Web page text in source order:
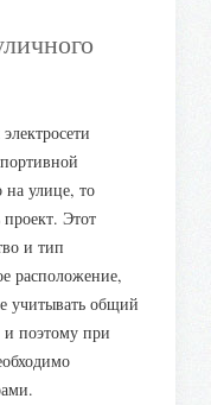
на улице, то
проект. Этот
и тип
расположение,
учитывать общий
и поэтому при